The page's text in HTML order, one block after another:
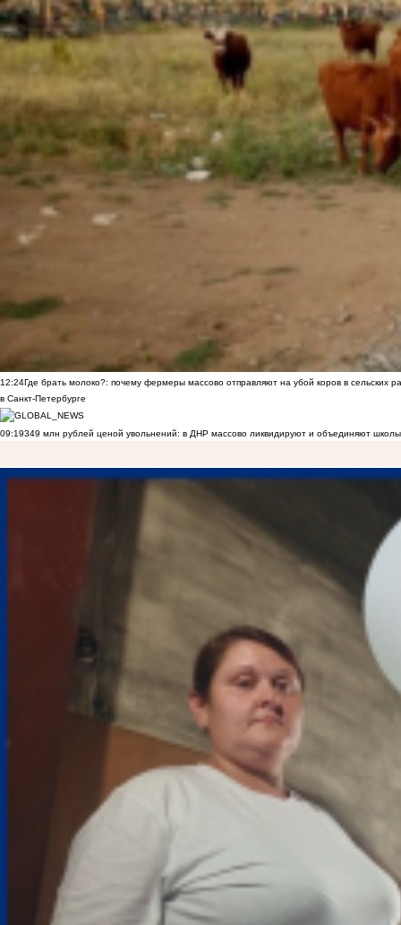
12:24Где брать молоко?: почему фермеры массово отправляют на убой коров в сельских
в Санкт-Петербурге
09:19349 млн рублей ценой увольнений: в ДНР массово ликвидируют и объединяют